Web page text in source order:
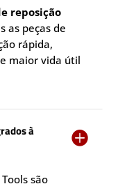
reposição
as peças de
rápida,
maior vida útil
à

são